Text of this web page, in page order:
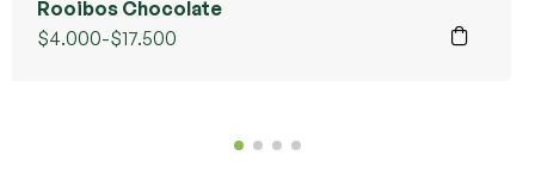
Rooibos Chocolate
$4.000-$17.500